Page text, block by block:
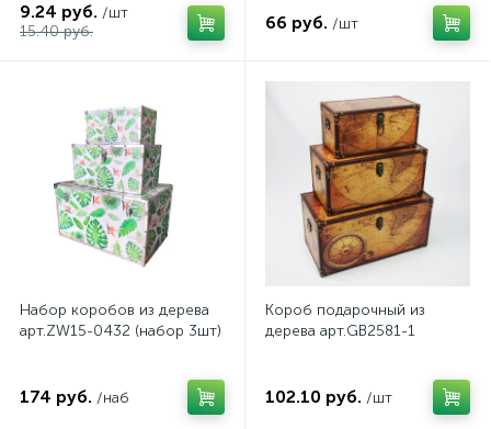
9.24 руб. /шт
15.40 руб.
66 руб. /шт
Набор коробов из дерева
арт.ZW15-0432 (набор 3шт)
174 руб. /наб
Короб подарочный из
дерева арт.GB2581-1
102.10 руб. /шт